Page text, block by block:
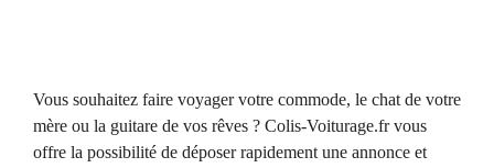
Vous souhaitez faire voyager votre commode, le chat de votre
mère ou la guitare de vos rêves ? Colis-Voiturage.fr vous
offre la possibilité de déposer rapidement une annonce et